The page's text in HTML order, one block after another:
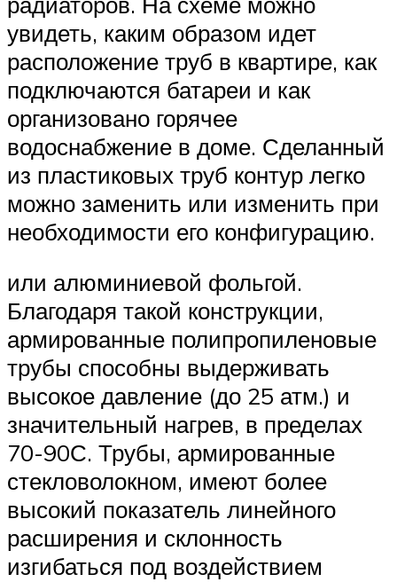
увидеть, каким образом идет
расположение труб в квартире, как
подключаются батареи и как
организовано горячее
водоснабжение в доме. Сделанный
из пластиковых труб контур легко
можно заменить или изменить при
необходимости его конфигурацию.
или алюминиевой фольгой.
Благодаря такой конструкции,
армированные полипропиленовые
трубы способны выдерживать
высокое давление (до 25 атм.) и
значительный нагрев, в пределах
70-90С. Трубы, армированные
стекловолокном, имеют более
высокий показатель линейного
расширения и склонность
изгибаться под воздействием